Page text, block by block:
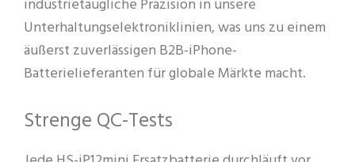
industrietaugliche Präzision in unsere
Unterhaltungselektroniklinien, was uns zu einem
äußerst zuverlässigen B2B-iPhone-
Batterielieferanten für globale Märkte macht.
Strenge QC-Tests